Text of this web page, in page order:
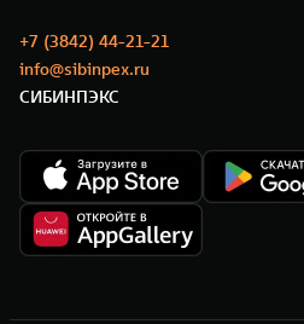
+7 (3842) 44-21-21
info@sibinpex.ru
СИБИНПЭКС